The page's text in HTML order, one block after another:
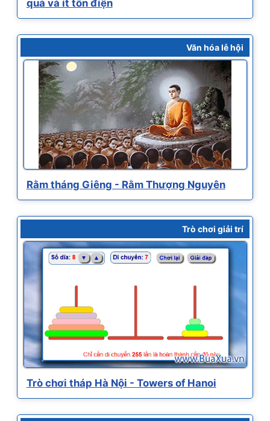
quả và ít tốn điện
Văn hóa lễ hội
Rằm tháng Giêng - Rằm Thượng Nguyên
Trò chơi giải trí
Trò chơi tháp Hà Nội - Towers of Hanoi